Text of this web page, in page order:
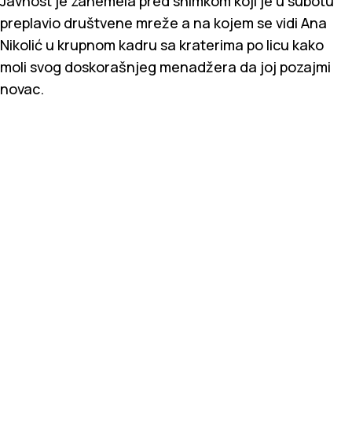
preplavio društvene mreže a na kojem se vidi Ana
Nikolić u krupnom kadru sa kraterima po licu kako
moli svog doskorašnjeg menadžera da joj pozajmi
novac.